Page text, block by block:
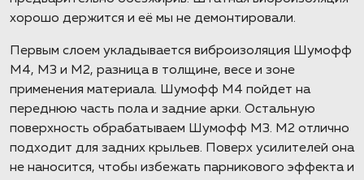
хорошо держится и её мы не демонтировали.
Первым слоем укладывается виброизоляция Шумофф
М4, М3 и М2, разница в толщине, весе и зоне
применения материала. Шумофф М4 пойдет на
переднюю часть пола и задние арки. Остальную
поверхность обрабатываем Шумофф М3. М2 отлично
подходит для задних крыльев. Поверх усилителей она
не наносится, чтобы избежать парникового эффекта и